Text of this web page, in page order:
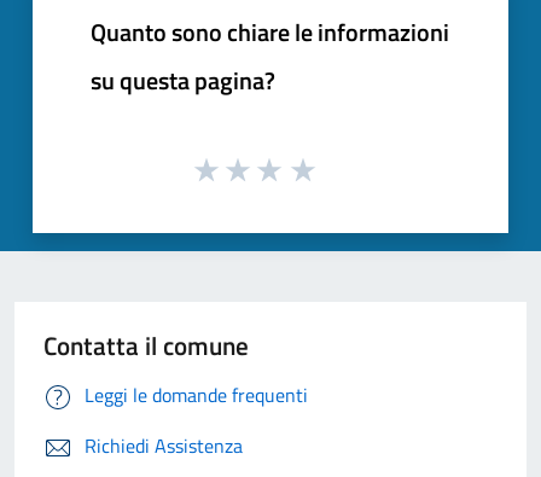
Quanto sono chiare le informazioni
su questa pagina?
Contatta il comune
Leggi le domande frequenti
Richiedi Assistenza